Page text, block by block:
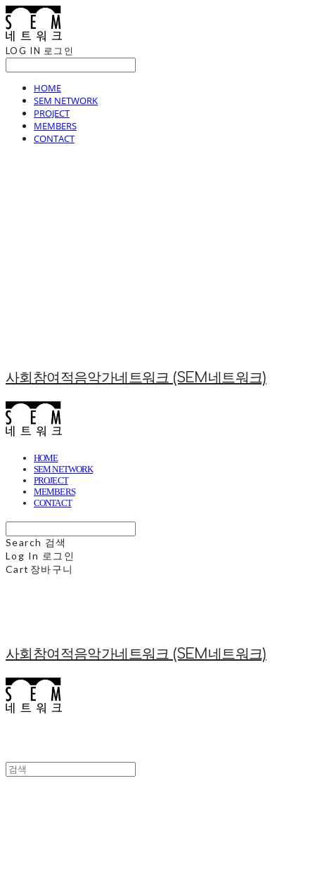
LOG IN 로그인
HOME
SEM NETWORK
PROJECT
MEMBERS
CONTACT
사회참여적음악가네트워크 (SEM네트워크)
HOME
SEM NETWORK
PROJECT
MEMBERS
CONTACT
Search 검색
Log In 로그인
Cart 장바구니
사회참여적음악가네트워크 (SEM네트워크)